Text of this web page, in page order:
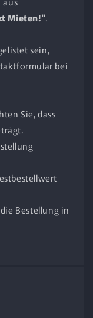
Mieten!".
sein,
bei
Sie, dass
Bestellung in